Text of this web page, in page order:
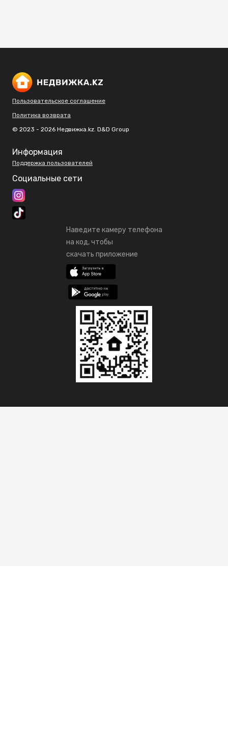
Пользовательское соглашение
Политика возврата
© 2023 - 2026 Недвижка.kz. D&D Group
Информация
Поддержка пользователей
Социальные сети
Наведите камеру телефона
на код, чтобы
скачать приложение